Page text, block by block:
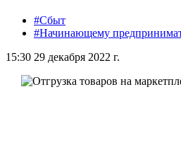
#Сбыт
#Начинающему
15:30 29 декабря 2022 г.